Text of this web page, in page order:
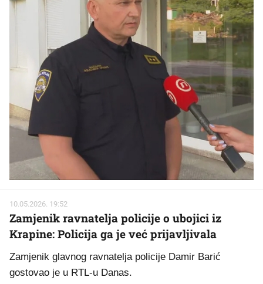
10.05.2026. 19:52
Zamjenik ravnatelja policije o ubojici iz
Krapine: Policija ga je već prijavljivala
Zamjenik glavnog ravnatelja policije Damir Barić
gostovao je u RTL-u Danas.